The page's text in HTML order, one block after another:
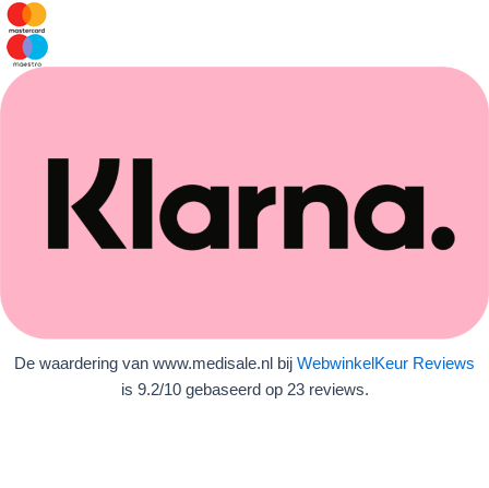
De waardering van www.medisale.nl bij WebwinkelKeur Reviews
is 9.2/10 gebaseerd op 23 reviews.